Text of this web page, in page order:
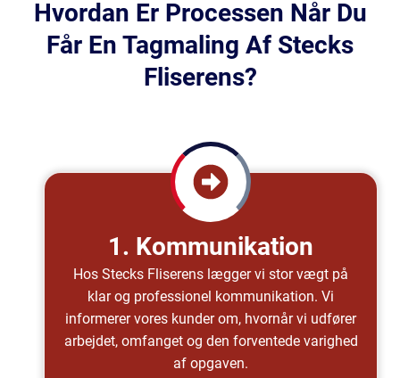
Hvordan Er Processen Når Du
Får En Tagmaling Af Stecks
Fliserens?
1. Kommunikation
Hos Stecks Fliserens lægger vi stor vægt på
klar og professionel kommunikation. Vi
informerer vores kunder om, hvornår vi udfører
arbejdet, omfanget og den forventede varighed
af opgaven.